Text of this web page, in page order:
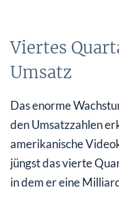
Viertes
Umsatz
Das enorme
den Umsatzzahlen
amerikanische
jüngst das vierte
in dem er eine